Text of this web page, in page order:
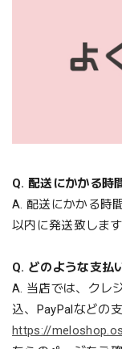
Q. 配送にかかる時
A. 配送にかかる時間
以内に発送致します
Q. どのような支払
A. 当店では、クレ
込、PayPalなどの
https://